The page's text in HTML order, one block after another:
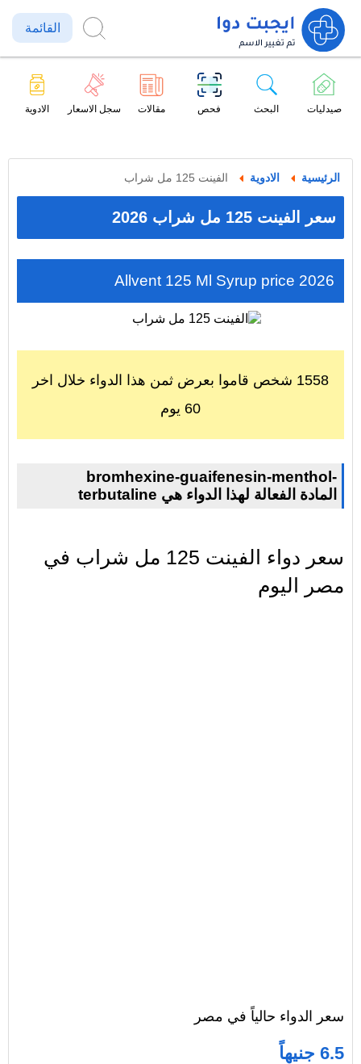
القائمة
صيدليات البحث فحص مقالات سجل الاسعار الادوية
الرئيسية الادوية الفينت 125 مل شراب
سعر الفينت 125 مل شراب 2026
Allvent 125 Ml Syrup price 2026
1558 شخص قاموا بعرض ثمن هذا الدواء خلال اخر
60 يوم
bromhexine-guaifenesin-menthol-
terbutaline المادة الفعالة لهذا الدواء هي
سعر دواء الفينت 125 مل شراب في
مصر اليوم
سعر الدواء حالياً في مصر
6.5 جنيهاً